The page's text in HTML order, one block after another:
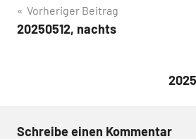
Beitragsnavigation
Vorheriger Beitrag
20250512, nachts
Schreibe einen Kommentar